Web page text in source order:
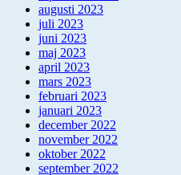
augusti 2023
juli 2023
juni 2023
maj 2023
april 2023
mars 2023
februari 2023
januari 2023
december 2022
november 2022
oktober 2022
september 2022